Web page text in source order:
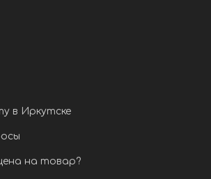
в Иркутске
на товар?